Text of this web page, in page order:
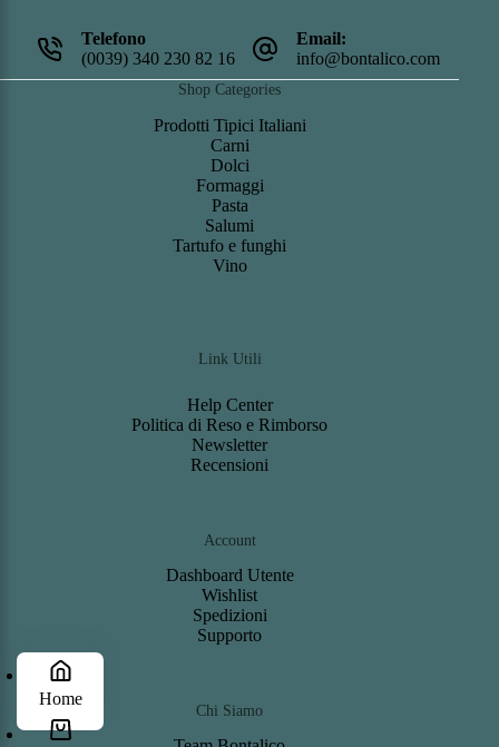
Telefono
(0039) 340 230 82 16
Email:
info@bontalico.com
Shop Categories
Prodotti Tipici Italiani
Carni
Dolci
Formaggi
Pasta
Salumi
Tartufo e funghi
Vino
Link Utili
Help Center
Politica di Reso e Rimborso
Newsletter
Recensioni
Account
Dashboard Utente
Wishlist
Spedizioni
Supporto
Chi Siamo
Home